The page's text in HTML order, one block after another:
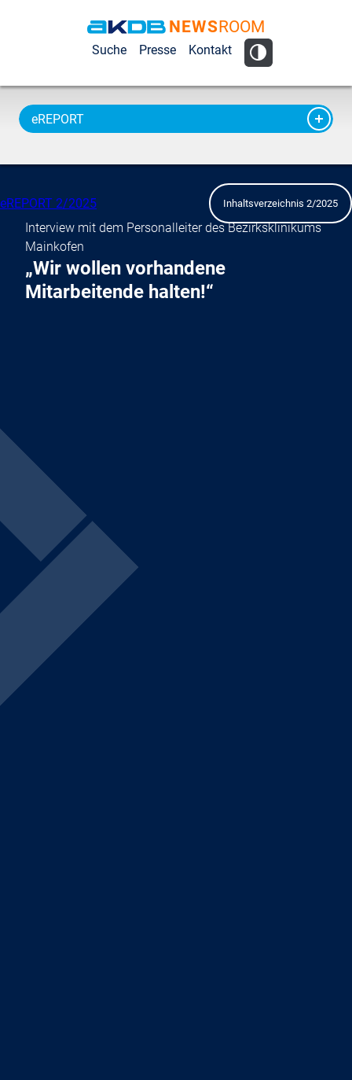
AKDB Anstalt
Kommunale
Datenverarbeitung
NEWSROOM
Suche Presse Kontakt
eREPORT
eREPORT 2/2025 Inhaltsverzeichnis 2/2025
Interview mit dem Personalleiter des Bezirksklinikums
Mainkofen
„Wir wollen vorhandene
Mitarbeitende halten!“